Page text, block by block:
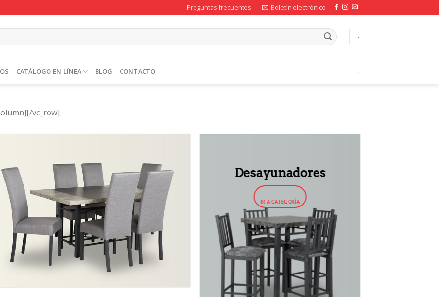
Preguntas frecuentes Boletín electrónico
-
CATÁLOGO EN LÍNEA BLOG CONTACTO -
vc_row]
Desayunadores
IR A CATEGORÍA